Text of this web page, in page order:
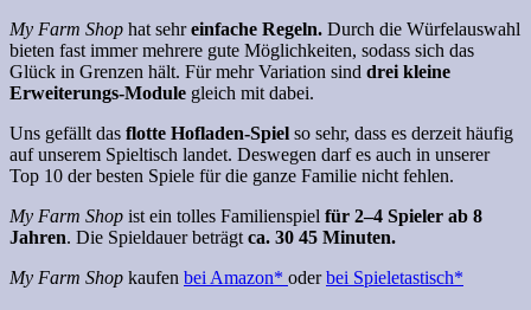
My Farm Shop hat sehreinfache Regeln. Durch die Würfelauswahl
bieten fast immer mehrere gute Möglichkeiten, sodass sich das
Glück in Grenzen hält. Für mehr Variation sind drei kleine
Erweiterungs-Module gleich mit dabei.
Uns gefällt das flotte Hofladen-Spiel so sehr, dass es derzeit häufig
auf unserem Spieltisch landet. Deswegen darf es auch in unserer
Top 10 der besten Spiele für die ganze Familie nicht fehlen.
My Farm Shop ist ein tolles Familienspiel für 2–4 Spieler ab 8
Jahren. Die Spieldauer beträgt ca. 30 45 Minuten.
My Farm Shop kaufen bei Amazon* oderbei Spieletastisch*